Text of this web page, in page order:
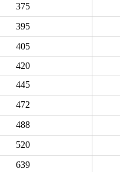
375
395
405
420
445
472
488
520
639